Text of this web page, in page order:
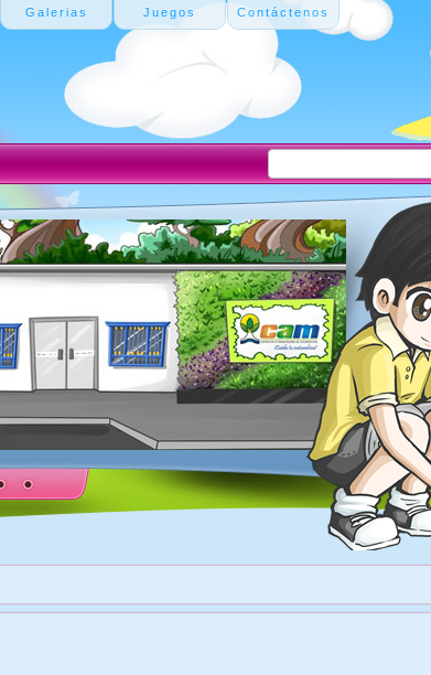
Galerias Juegos Contáctenos